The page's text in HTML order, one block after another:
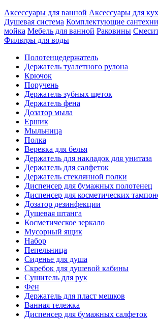
Аксессуары для ванной Аксессуары для
Душевая система Комплектующие
мойка Мебель для ванной Раковины
Фильтры для воды
Полотенцедержатель
Держатель туалетного рулона
Крючок
Поручень
Держатель зубных щеток
Держатель фена
Дозатор мыла
Eршик
Мыльница
Полка
Веревка для белья
Держатель для накладок для унитаза
Держатель для салфеток
Держатель стеклянной полки
Диспенсер для бумажных полотенец
Диспенсер для косметических
Дозатор дезинфекции
Душевая штанга
Косметическое зеркало
Мусорный ящик
Набор
Пепельница
Сиденье для душа
Скребок для душевой кабины
Сушитель для рук
Фен
Держатель для пласт мешков
Ванная тележка
Диспенсер для бумажных салфеток